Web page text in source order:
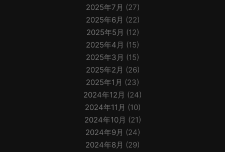
2025年7月 (27)
2025年6月 (22)
2025年5月 (12)
2025年4月 (15)
2025年3月 (15)
2025年2月 (26)
2025年1月 (23)
2024年12月 (24)
2024年11月 (10)
2024年10月 (21)
2024年9月 (24)
2024年8月 (29)